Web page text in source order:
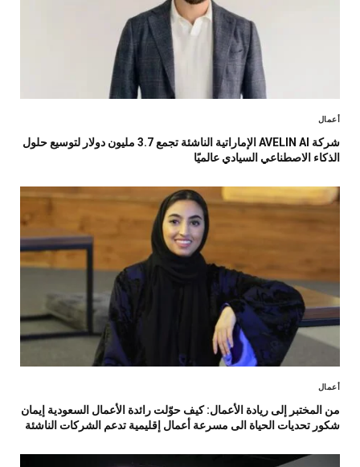
أعمال
شركة AVELIN AI الإماراتية الناشئة تجمع 3.7 مليون دولار لتوسيع حلول
الذكاء الاصطناعي السيادي عالميًا
أعمال
من المختبر إلى ريادة الأعمال: كيف حوّلت رائدة الأعمال السعودية إيمان
شكور تحديات الحياة الى مسرعة أعمال إقليمية تدعم الشركات الناشئة